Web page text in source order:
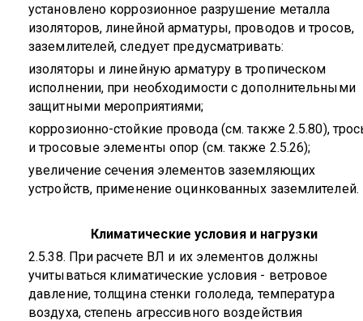
установлено коррозионное разрушение металла
изоляторов, линейной арматуры, проводов и тросов,
заземлителей, следует предусматривать:
изоляторы и линейную арматуру в тропическом
исполнении, при необходимости с дополнительными
защитными мероприятиями;
коррозионно-стойкие провода (см. также 2.5.80),
и тросовые элементы опор (см. также 2.5.26);
увеличение сечения элементов заземляющих
устройств, применение оцинкованных заземлителей.
Климатические условия и нагрузки
2.5.38. При расчете ВЛ и их элементов должны
учитываться климатические условия - ветровое
давление, толщина стенки гололеда, температура
воздуха, степень агрессивного воздействия